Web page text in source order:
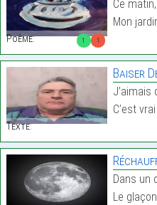
1 1
Poème:
Ce
Mon
Texte:
Baiser
J’aimais
C’est
Dans un
Le